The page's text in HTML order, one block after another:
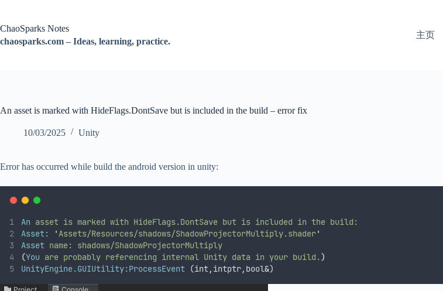
内
容
ChaoSparks Notes
chaosparks.com – Ideas, learning, practice.
主页
An asset is marked with HideFlags.DontSave but is included in the build – error fix
10/03/2025 Unity
Error has occurred while build the android version in unity:
An asset is marked with HideFlags.DontSave but is included in the build:
Asset:
' Assets/Resources/shadows/ShadowProjectorMultiply.shader'
Asset name:
shadows/ShadowProjectorMultiply
(You are probably referencing internal Unity data in your build.)
UnityEngine.GUIUtility:ProcessEvent (int,intptr,bool&)